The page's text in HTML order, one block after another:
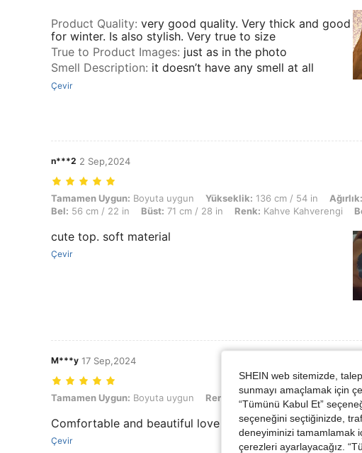
Product Quality: very good quality. Very thick and good
for winter. Is also stylish. Very true to size
True to Product Images: just as in the photo
Smell Description: it doesn’t have any smell at all
Çevir
n***2 2 Sep,2024
Tamamen Uygun: Boyuta uygun, Yükseklik: 136 cm / 54 in, Ağırlık: 36 kg / 79
Tamamen Uygun: Boyuta uygun Yükseklik: 136 cm / 54 in Ağırlık:
Bel: 56 cm / 22 in Büst: 71 cm / 28 in Renk: Kahve Kahverengi
cute top. soft material
Çevir
M***y 17 Sep,2024
Tamamen Uygun: Boyuta uygun, Renk: Kahve Kahverengi, Boyut: L
Tamamen Uygun: Boyuta uygun Renk: Kahve Kahverengi Boyut:L
Comfortable and beautiful love it 🥰
Çevir
SHEIN web sitemizde,
sunmayı amaçlamak için
“Tümünü Kabul Et”
seçeneğini seçtiğinizde,
deneyiminizi tamamlamak
çerezleri ayarlayacağız.